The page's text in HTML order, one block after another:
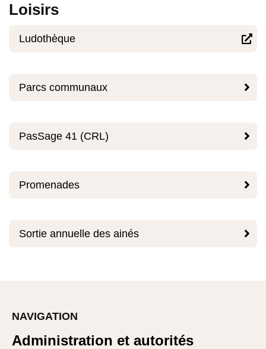
Loisirs

Ludothèque

Parcs communaux

PasSage 41 (CRL)

Promenades

Sortie annuelle des ainés
NAVIGATION
Administration et autorités